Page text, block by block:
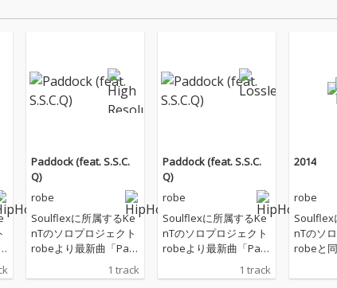
Paddock (feat. S.S.C.
Q)
robe
Soulflexに所属するKe
nTのソロプロジェクト
robeより最新曲「Pad
dock」をリリース。本
作は全パート生音でレ
1 track
Paddock (feat. S.S.C.
Q)
robe
Soulflexに所属するKe
nTのソロプロジェクト
robeより最新曲「Pad
dock」をリリース。本
作は全パート生音でレ
1 track
2014
robe
Soulflex
nTのソ
robeと
のメン
uが新曲